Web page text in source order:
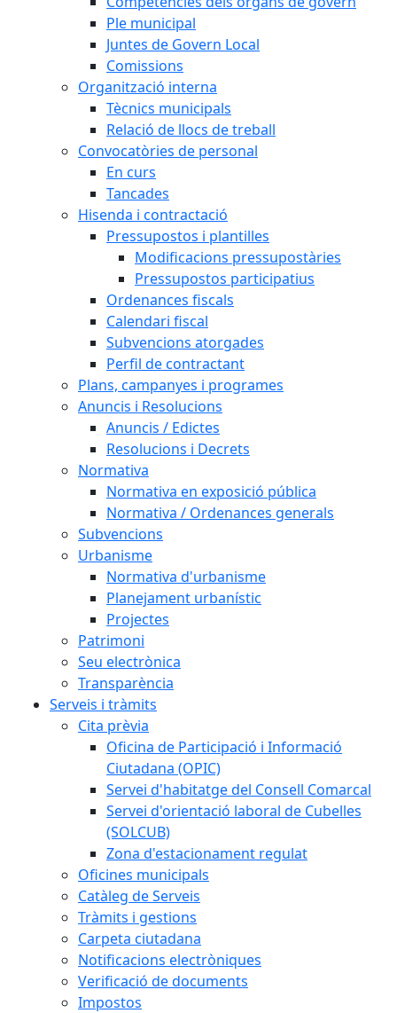
Ple municipal
Juntes de Govern Local
Comissions
Organització interna
Tècnics municipals
Relació de llocs de treball
Convocatòries de personal
En curs
Tancades
Hisenda i contractació
Pressupostos i plantilles
Modificacions pressupostàries
Pressupostos participatius
Ordenances fiscals
Calendari fiscal
Subvencions atorgades
Perfil de contractant
Plans, campanyes i programes
Anuncis i Resolucions
Anuncis / Edictes
Resolucions i Decrets
Normativa
Normativa en exposició pública
Normativa / Ordenances generals
Subvencions
Urbanisme
Normativa d'urbanisme
Planejament urbanístic
Projectes
Patrimoni
Seu electrònica
Transparència
Serveis i tràmits
Cita prèvia
Oficina de Participació i Informació
Ciutadana (OPIC)
Servei d'habitatge del Consell Comarcal
Servei d'orientació laboral de Cubelles
(SOLCUB)
Zona d'estacionament regulat
Oficines municipals
Catàleg de Serveis
Tràmits i gestions
Carpeta ciutadana
Notificacions electròniques
Verificació de documents
Impostos